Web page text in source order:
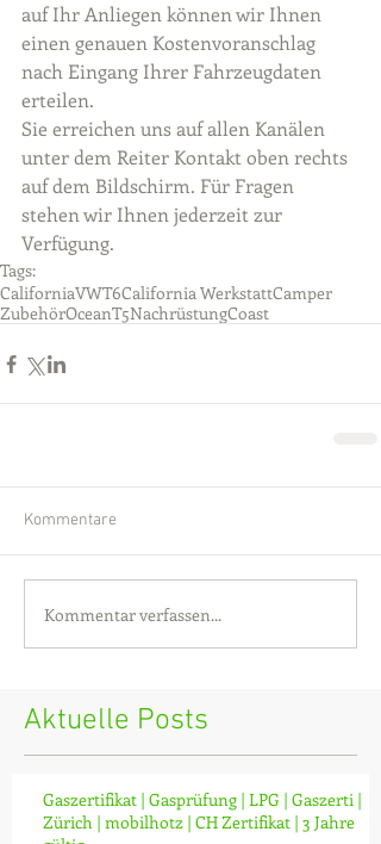
auf Ihr Anliegen können wir Ihnen
einen genauen Kostenvoranschlag
nach Eingang Ihrer Fahrzeugdaten
erteilen.
Sie erreichen uns auf allen Kanälen
unter dem Reiter Kontakt oben rechts
auf dem Bildschirm. Für Fragen
stehen wir Ihnen jederzeit zur
Verfügung.
Tags:
CaliforniaVWT6California WerkstattCamper
ZubehörOceanT5NachrüstungCoast
Kommentare
Kommentar verfassen...
Aktuelle Posts
Gaszertifikat | Gasprüfung | LPG | Gaszerti |
Zürich | mobilhotz | CH Zertifikat | 3 Jahre